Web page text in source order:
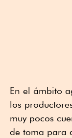
En el ámbito
los
muy pocos
de toma para